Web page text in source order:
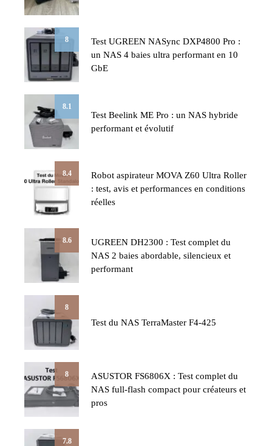
8
Test UGREEN NASync DXP4800 Pro :
un NAS 4 baies ultra performant en 10
GbE
8.1
Test Beelink ME Pro : un NAS hybride
performant et évolutif
8.4
Robot aspirateur MOVA Z60 Ultra Roller
: test, avis et performances en conditions
réelles
8.6
UGREEN DH2300 : Test complet du
NAS 2 baies abordable, silencieux et
performant
8
Test du NAS TerraMaster F4-425
8
ASUSTOR FS6806X : Test complet du
NAS full-flash compact pour créateurs et
pros
7.8